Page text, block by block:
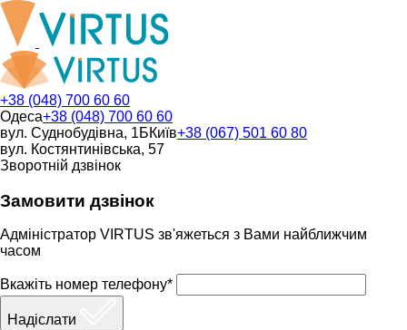
+38 (048) 700 60 60
Одеса+38 (048) 700 60 60
вул. Суднобудівна, 1БКиїв+38 (067) 501 60 80
вул. Костянтинівська, 57
Зворотній дзвінок
Замовити дзвінок
Адміністратор VIRTUS зв'яжеться з Вами найближчим
часом
Вкажіть номер телефону*
Надіслати